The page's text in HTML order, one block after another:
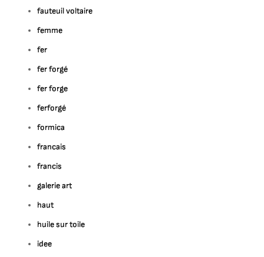
fauteuil voltaire
femme
fer
fer forgé
fer forge
ferforgé
formica
francais
francis
galerie art
haut
huile sur toile
idee